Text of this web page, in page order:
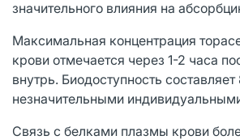
значительного влияния на
Максимальная концентрация
крови отмечается через 1-2 часа
внутрь. Биодоступность
незначительными
Связь с белками плазмы крови